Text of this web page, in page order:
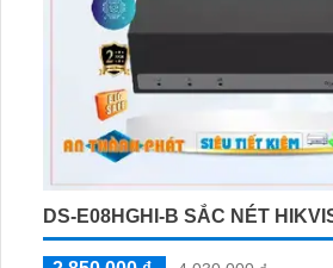
DS-E08HGHI-B SẮC NÉT